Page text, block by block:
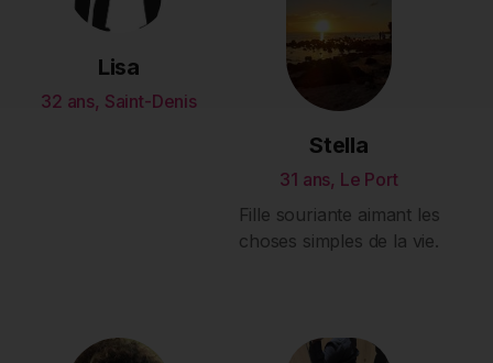
Lisa
32 ans, Saint-Denis
Stella
31 ans, Le Port
Fille souriante aimant les
choses simples de la vie.